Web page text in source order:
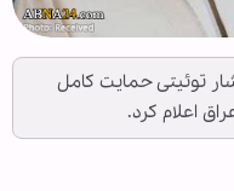
توئیتی حمایت کامل
اعلام کرد.